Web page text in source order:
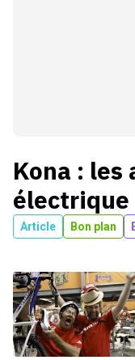
Kona : les
électrique
Article Bon plan